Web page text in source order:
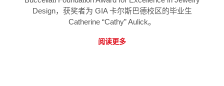
Design，获奖者为 GIA 卡尔斯巴德校区的毕业生
Catherine “Cathy” Aulick。
阅读更多